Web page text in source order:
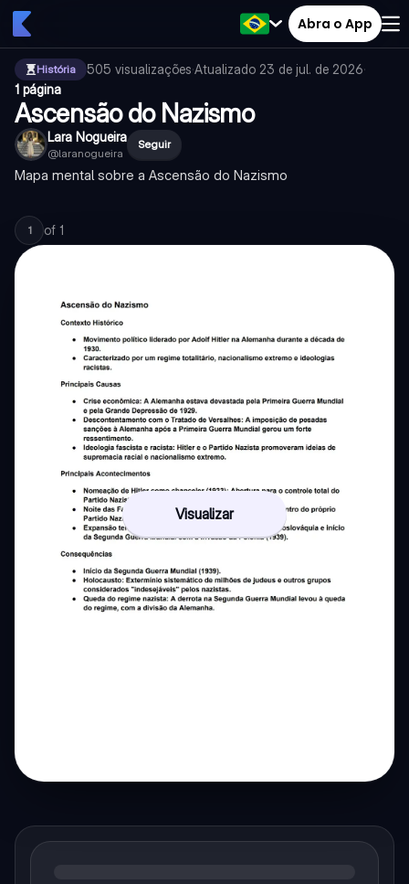
Abra o App
História 505 visualizações·Atualizado 23 de jul. de 2026·
1 página
Ascensão do Nazismo
Lara Nogueira
@laranogueira
Seguir
Mapa mental sobre a Ascensão do Nazismo
1 of 1
Visualizar